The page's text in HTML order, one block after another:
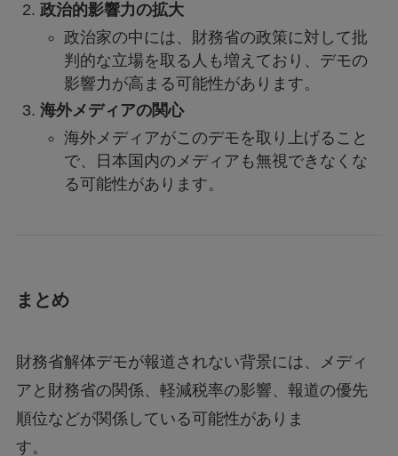
政治的影響力の拡大
政治家の中には、財務省の政策に対して批
判的な立場を取る人も増えており、デモの
影響力が高まる可能性があります。
海外メディアの関心
海外メディアがこのデモを取り上げること
で、日本国内のメディアも無視できなくな
る可能性があります。
まとめ
財務省解体デモが報道されない背景には、メディ
アと財務省の関係、軽減税率の影響、報道の優先
順位などが関係している可能性がありま
す。